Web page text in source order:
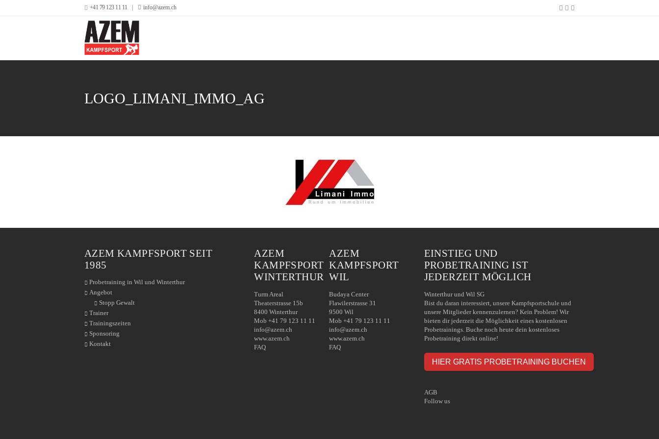
+41 79 123 11 11 info@azem.ch
LOGO_LIMANI_IMMO_AG
AZEM KAMPFSPORT SEIT
1985
Probetraining in Wil und Winterthur
Angebot
Stopp Gewalt
Trainer
Trainingszeiten
Sponsoring
Kontakt
AZEM
KAMPFSPORT
WINTERTHUR
Turm Areal
Theaterstrasse 15b
8400 Winterthur
Mob +41 79 123 11 11
info@azem.ch
www.azem.ch
FAQ
AZEM
KAMPFSPORT
WIL
Budaya Center
Flawilerstrasse 31
9500 Wil
Mob +41 79 123 11 11
info@azem.ch
www.azem.ch
FAQ
EINSTIEG UND
PROBETRAINING IST
JEDERZEIT MÖGLICH
Winterthur und Wil SG
Bist du daran interessiert, unsere Kampfsportschule und
unsere Mitglieder kennenzulernen? Kein Problem! Wir
bieten dir jederzeit die Möglichkeit eines kostenlosen
Probetrainings. Buche noch heute dein kostenloses
Probetraining direkt online!
HIER GRATIS PROBETRAINING BUCHEN
AGB
Follow us